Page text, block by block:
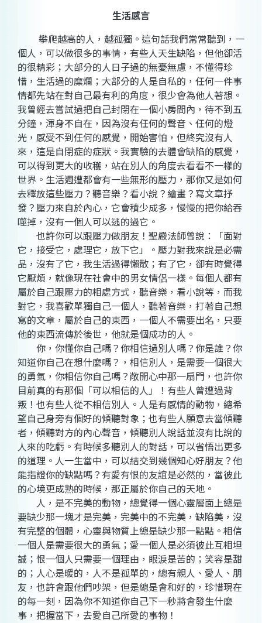
生活感言
攀爬越高的人，越孤獨。這句話我們常常聽到，一
個人，可以做很多的事情，有些人天生缺陷，但他卻活
的很精彩；大部分的人日子過的無憂無慮，不懂得珍
惜，生活過的糜爛；大部分的人是自私的，任何一件事
情都先站在對自己最有利的角度，很少會為他人著想。
我曾經去嘗試過把自己封閉在一個小房間內，待不到五
分鐘，渾身不自在，因為沒有任何的聲音、任何的燈
光，感受不到任何的感覺，開始害怕，但終究沒有人
來，這是自閉症的症狀。我實驗的去體會缺陷的感覺，
可以得到更大的收穫，站在別人的角度去看看不一樣的
世界。生活週遭都會有一些無形的壓力，那你又是如何
去釋放這些壓力？聽音樂？看小說？繪畫？寫文章抒
發？壓力來自於內心，它會積少成多，慢慢的把你給吞
噬掉，沒有一個人可以逃的過它。
也許你可以跟壓力做朋友！聖嚴法師曾說：「面對
它，接受它，處理它，放下它」。壓力對我來說是必需
品，沒有了它，我生活過得懶散；有了它，卻有時覺得
它厭煩，就像現在社會中的男女情侶一樣。每個人都有
屬於自己跟壓力的相處方式，聽音樂，看小說等，而我
對它，我喜歡單獨自己一個人，聽著音樂，打著自己想
寫的文章，屬於自己的東西，一個人不需要出名，只要
他的東西流傳於後世，他就是個成功的人。
你，你懂你自己嗎？你相信過別人嗎？你是誰？你
知道你自己在想什麼嗎？，相信別人，是需要一個很大
的勇氣，你相信你自己嗎？敞開心中那一扇門，也許你
目前真的有那個「可以相信的人」！有些人曾遭過背
叛！也有些人從不相信別人。人是有感情的動物，總希
望自己身旁有個好的傾聽對象；也有些人願意去當傾聽
者，傾聽對方的內心聲音，傾聽別人說話並沒有比說的
人來的吃虧。有時候多聽別人的對話，可以省悟出更多
的道理。人一生當中，可以結交到幾個知心好朋友？他
能指證你的缺點嗎？有愛有恨的友誼是必然的，當彼此
的心境更成熟的時候，那正屬於你自己的天地。
人，是不完美的動物，總覺得一個心靈層面上總是
要缺少那一塊才是完美，完美中的不完美，缺陷美，沒
有完整的個體，心靈與物質上總是缺少那一點點。相信
一個人是需要很大的勇氣；愛一個人是必須彼此互相坦
誠；恨一個人只需要一個理由，眼淚是苦的；笑容是甜
的；人心是暖的，人不是孤單的，總有親人、愛人、朋
友，也許會跟他們吵架，但是總是會和好的，珍惜現在
的每一刻，因為你不知道你自己下一秒將會發生什麼
事，把握當下，去愛自己所愛的事物！